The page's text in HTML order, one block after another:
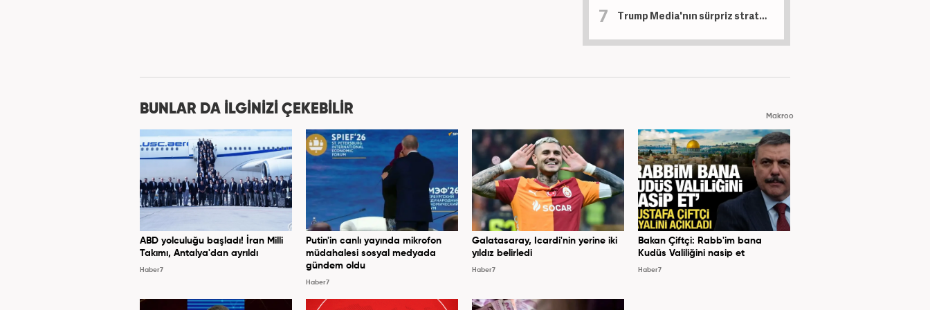
Trump Media'nın sürpriz stratejisi açıklandı: Kripto piyasasında beklenmedik gelişme
BUNLAR DA İLGİNİZİ ÇEKEBİLİR Makroo
ABD yolculuğu başladı! İran Milli
Takımı, Antalya'dan ayrıldı
Haber7
Putin'in canlı yayında mikrofon
müdahalesi sosyal medyada
gündem oldu
Haber7
Galatasaray, Icardi'nin yerine iki
yıldız belirledi
Haber7
Bakan Çiftçi: Rabb'im bana
Kudüs Valiliğini nasip et
Haber7